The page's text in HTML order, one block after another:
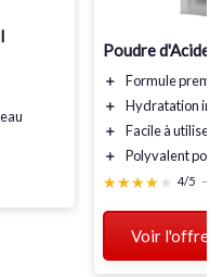
Poudre d'Acide
＋ Formule
＋
Hydratation
＋
Facile à utiliser
＋
Polyvalentpour
★★★★★
★★★★★ 4/5 —
Voir l'offre